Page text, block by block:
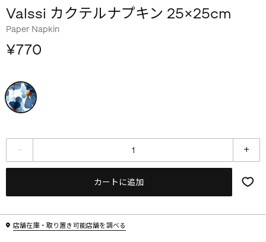
Valssi カクテルナプキン 25×25cm
Paper Napkin
¥770
カートに追加
店舗在庫・取り置き可能店舗を調べる